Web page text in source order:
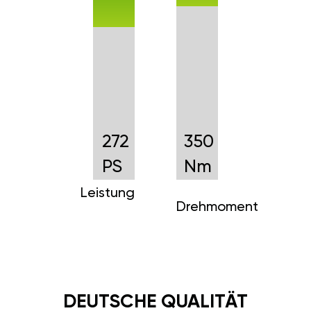
272
PS
Leistung
350
Nm
Drehmoment
DEUTSCHE QUALITÄT